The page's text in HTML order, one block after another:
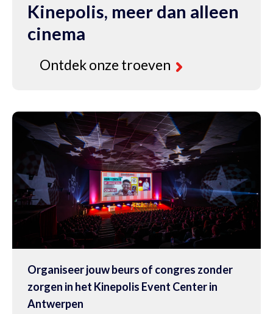
Kinepolis, meer dan alleen
cinema
Ontdek onze troeven
Organiseer jouw beurs of congres zonder
zorgen in het Kinepolis Event Center in
Antwerpen